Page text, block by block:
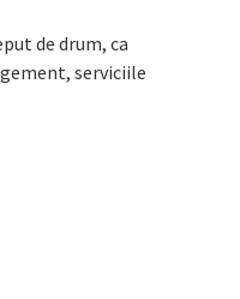
de drum, ca
serviciile